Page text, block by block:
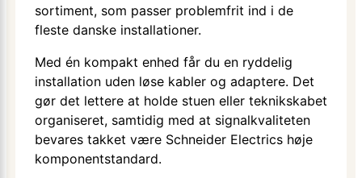
sortiment, som passer problemfrit ind i de
fleste danske installationer.
Med én kompakt enhed får du en ryddelig
installation uden løse kabler og adaptere. Det
gør det lettere at holde stuen eller teknikskabet
organiseret, samtidig med at signalkvaliteten
bevares takket være Schneider Electrics høje
komponentstandard.